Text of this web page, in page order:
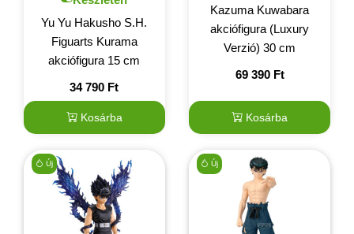
Yu Yu Hakusho S.H.
Figuarts Kurama
akciófigura 15 cm
34 790 Ft
Kosárba
Kazuma Kuwabara
akciófigura (Luxury
Verzió) 30 cm
69 390 Ft
Kosárba
Új Új